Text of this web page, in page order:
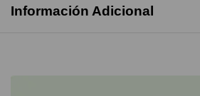
Información Adicional